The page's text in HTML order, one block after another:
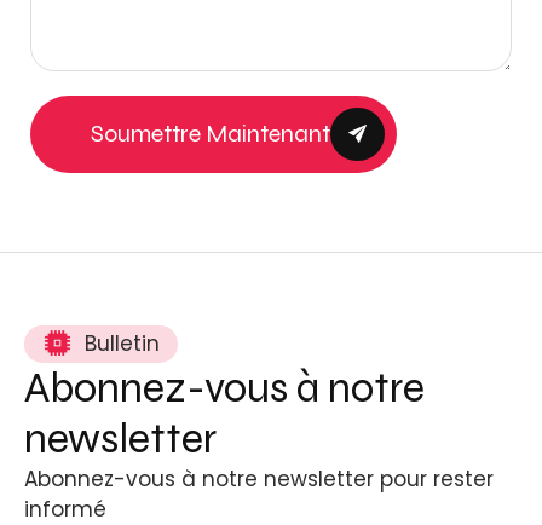
Soumettre Maintenant
Bulletin
Abonnez-vous à notre
newsletter
Abonnez-vous à notre newsletter pour rester
informé